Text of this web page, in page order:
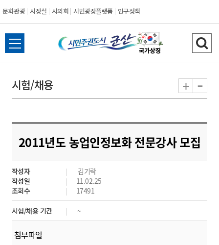
문화관광 시장실 시의회 시민광장플랫폼 인구정책
시
민
도
시
군
산
전
체
뉴
열
검
색
기
시험/채용 + -
2011년도 농업인정보화 전문강사 모집
작성자
김기락
작성일
11.02.25
조회수
17491
시험/채용 기간 ~
첨부파일